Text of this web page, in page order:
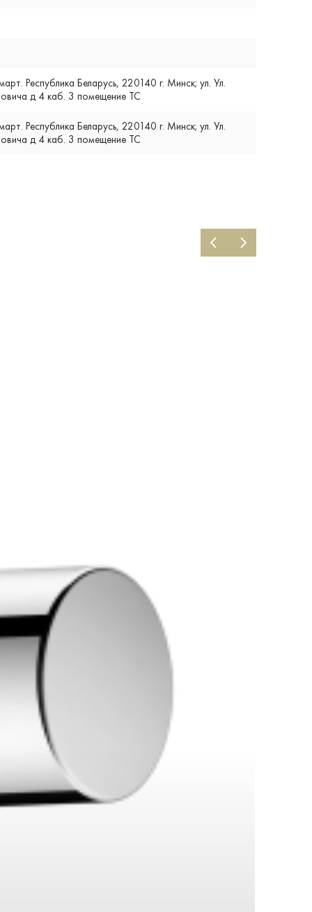
Республика Беларусь, 220140 г. Минск; ул. Ул.
д 4 каб. 3 помещение ТС
Республика Беларусь, 220140 г. Минск; ул. Ул.
д 4 каб. 3 помещение ТС